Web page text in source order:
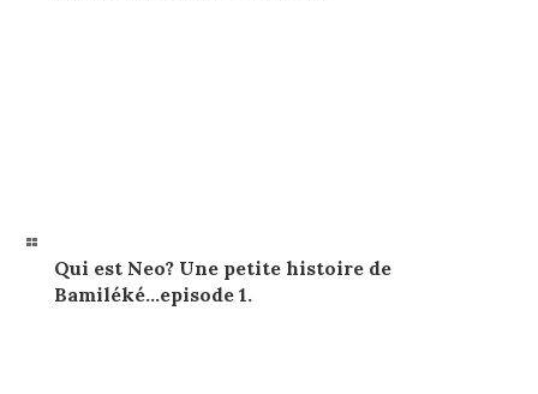
Qui est Neo? Une petite histoire de
Bamiléké…episode 1.